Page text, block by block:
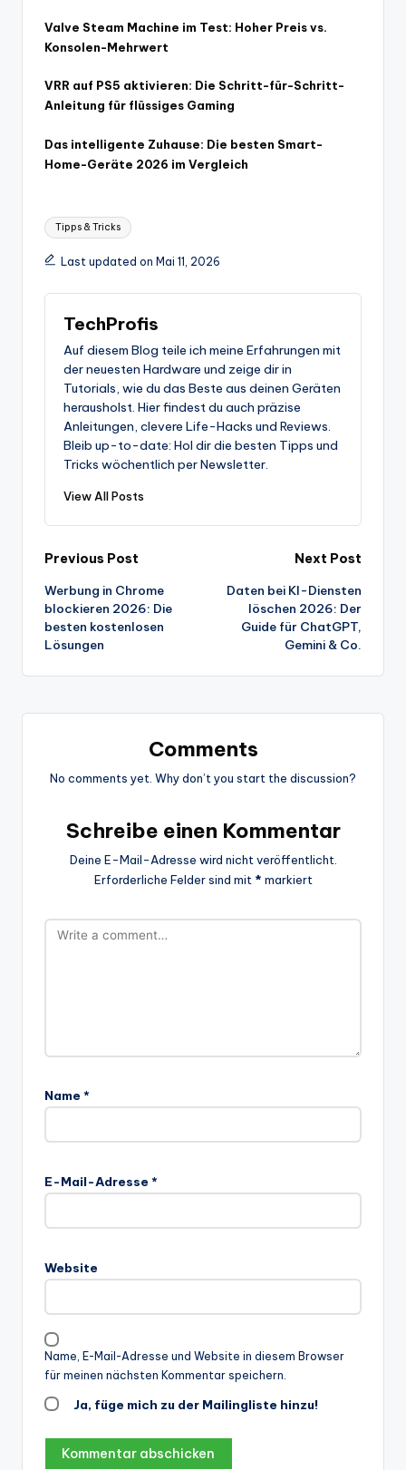
Valve Steam Machine im Test: Hoher Preis vs.
Konsolen-Mehrwert
VRR auf PS5 aktivieren: Die Schritt-für-Schritt-
Anleitung für flüssiges Gaming
Das intelligente Zuhause: Die besten Smart-
Home-Geräte 2026 im Vergleich
Tags:
Tipps & Tricks
Last updated on Mai 11, 2026
TechProfis
Auf diesem Blog teile ich meine Erfahrungen mit
der neuesten Hardware und zeige dir in
Tutorials, wie du das Beste aus deinen Geräten
herausholst. Hier findest du auch präzise
Anleitungen, clevere Life-Hacks und Reviews.
Bleib up-to-date: Hol dir die besten Tipps und
Tricks wöchentlich per Newsletter.
View All Posts
Post
navigation
Previous Post
Werbung in Chrome
blockieren 2026: Die
besten kostenlosen
Lösungen
Next Post
Daten bei KI-Diensten
löschen 2026: Der
Guide für ChatGPT,
Gemini & Co.
Comments
No comments yet. Why don’t you start the discussion?
Schreibe einen Kommentar
Deine E-Mail-Adresse wird nicht veröffentlicht.
Erforderliche Felder sind mit * markiert
Name *
E-Mail-Adresse *
Website
Name, E-Mail-Adresse und Website in diesem Browser
für meinen nächsten Kommentar speichern.
Ja, füge mich zu der Mailingliste hinzu!